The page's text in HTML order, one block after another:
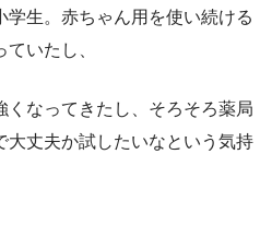
学生。赤ちゃん用を使い続ける
いたし、
くなってきたし、そろそろ薬局
大丈夫か試したいなという気持